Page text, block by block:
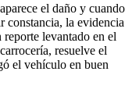
el daño y cuando
constancia, la evidencia
levantado en el
resuelve el
el vehículo en buen